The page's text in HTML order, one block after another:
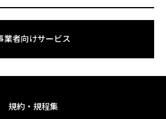
業者向けサービス
規約・規程集